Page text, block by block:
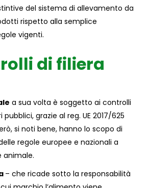
del sistema di allevamento da
rispetto alla semplice
vigenti.
di filiera
a sua volta è soggetto ai controlli
grazie al reg. UE 2017/625
si noti bene, hanno lo scopo di
regole europee e nazionali a
animale.
– che ricade sotto la responsabilità